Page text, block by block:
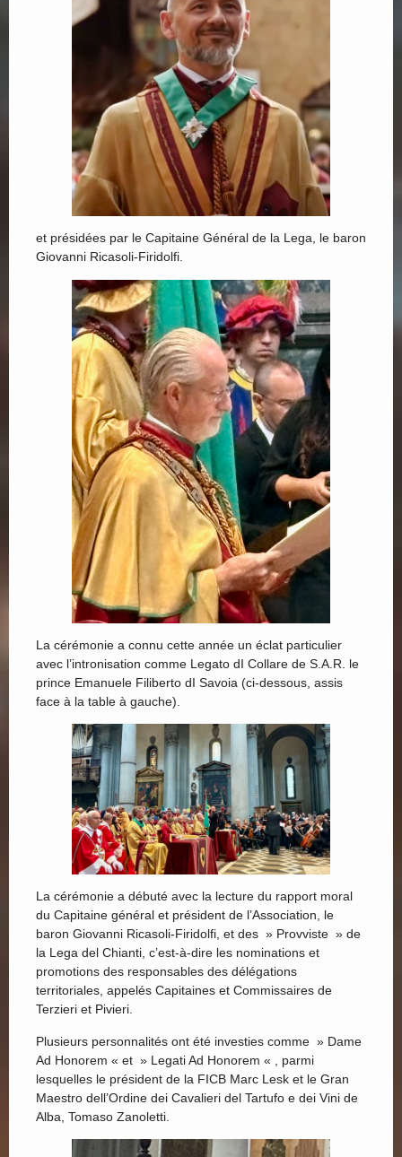
et présidées par le Capitaine Général de la Lega, le baron
Giovanni Ricasoli-Firidolfi.
La cérémonie a connu cette année un éclat particulier
avec l’intronisation comme Legato dI Collare de S.A.R. le
prince Emanuele Filiberto dI Savoia (ci-dessous, assis
face à la table à gauche).
La cérémonie a débuté avec la lecture du rapport moral
du Capitaine général et président de l’Association, le
baron Giovanni Ricasoli-Firidolfi, et des » Provviste » de
la Lega del Chianti, c’est-à-dire les nominations et
promotions des responsables des délégations
territoriales, appelés Capitaines et Commissaires de
Terzieri et Pivieri.
Plusieurs personnalités ont été investies comme » Dame
Ad Honorem « et » Legati Ad Honorem « , parmi
lesquelles le président de la FICB Marc Lesk et le Gran
Maestro dell’Ordine dei Cavalieri del Tartufo e dei Vini de
Alba, Tomaso Zanoletti.